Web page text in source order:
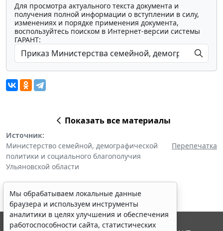
Для просмотра актуального текста документа и
получения полной информации о вступлении в силу,
изменениях и порядке применения документа,
воспользуйтесь поиском в Интернет-версии системы
ГАРАНТ:
Показать все материалы
Источник:
Министерство семейной, демографической
политики и социального благополучия
Ульяновской области
Перепечатка
Мы обрабатываем локальные данные
браузера и используем инструменты
аналитики в целях улучшения и обеспечения
работоспособности сайта, статистических